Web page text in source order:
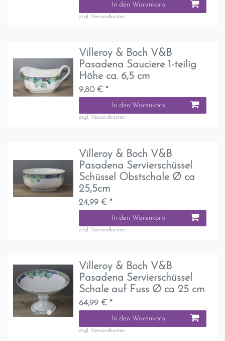
In den Warenkorb
zzgl. Versandkosten
Villeroy & Boch V&B
Pasadena Sauciere 1-teilig
Höhe ca. 6,5 cm
9,80 € *
In den Warenkorb
zzgl. Versandkosten
Villeroy & Boch V&B
Pasadena Servierschüssel
Schüssel Obstschale Ø ca
25,5cm
24,99 € *
In den Warenkorb
zzgl. Versandkosten
Villeroy & Boch V&B
Pasadena Servierschüssel
Schale auf Fuss Ø ca 25 cm
64,99 € *
In den Warenkorb
zzgl. Versandkosten